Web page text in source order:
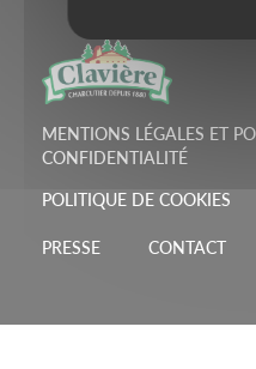
l’article
MENTIONS LÉGALES ET
CONFIDENTIALITÉ
POLITIQUE DE COOKIES
PRESSE CONTACT